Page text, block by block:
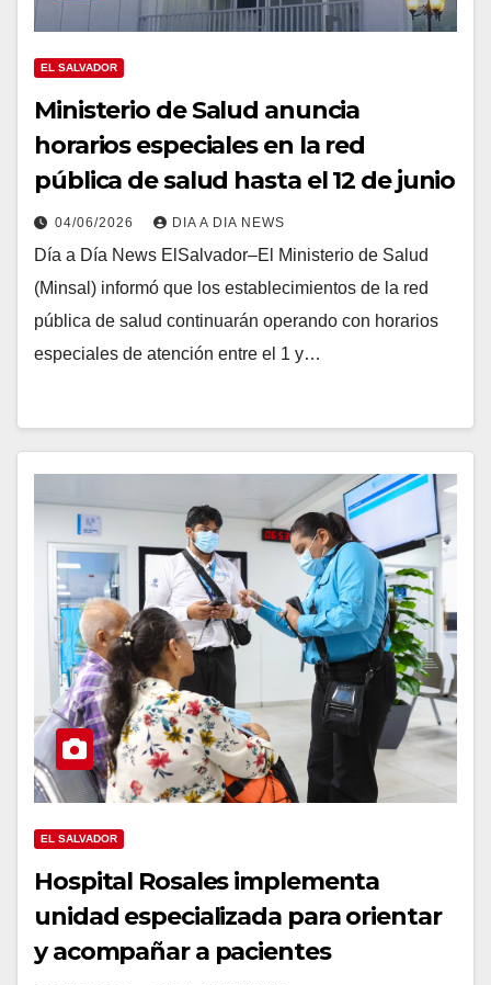
EL SALVADOR
Ministerio de Salud anuncia
horarios especiales en la red
pública de salud hasta el 12 de junio
04/06/2026 DIA A DIA NEWS
Día a Día News ElSalvador–El Ministerio de Salud
(Minsal) informó que los establecimientos de la red
pública de salud continuarán operando con horarios
especiales de atención entre el 1 y…
EL SALVADOR
Hospital Rosales implementa
unidad especializada para orientar
y acompañar a pacientes